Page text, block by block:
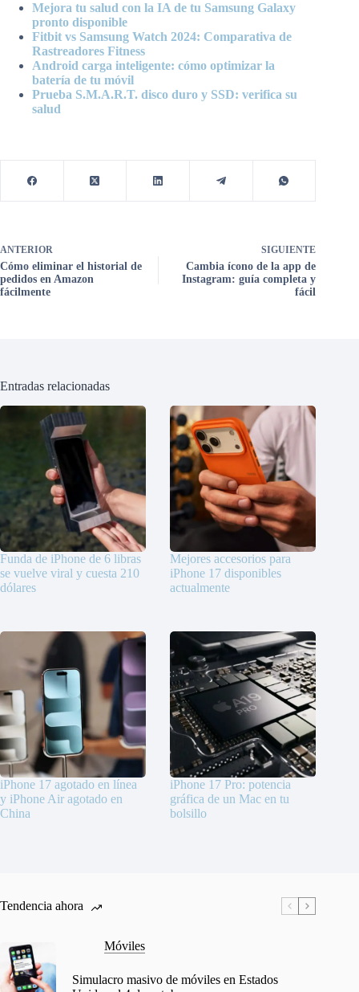
Mejora tu salud con la IA de tu Samsung Galaxy
pronto disponible
Fitbit vs Samsung Watch 2024: Comparativa de
Rastreadores Fitness
Android carga inteligente: cómo optimizar la
batería de tu móvil
Prueba S.M.A.R.T. disco duro y SSD: verifica su
salud
ANTERIOR
Cómo eliminar el historial de
pedidos en Amazon
fácilmente
SIGUIENTE
Cambia ícono de la app de
Instagram: guía completa y
fácil
Entradas relacionadas
Funda de iPhone de 6 libras
se vuelve viral y cuesta 210
dólares
Mejores accesorios para
iPhone 17 disponibles
actualmente
iPhone 17 agotado en línea
y iPhone Air agotado en
China
iPhone 17 Pro: potencia
gráfica de un Mac en tu
bolsillo
Tendencia ahora
Móviles
Simulacro masivo de móviles en Estados